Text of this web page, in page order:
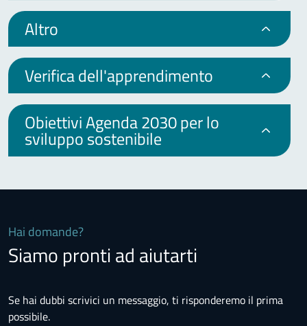
Altro
Verifica dell'apprendimento
Obiettivi Agenda 2030 per lo
sviluppo sostenibile
Hai domande?
Siamo pronti ad aiutarti
Se hai dubbi scrivici un messaggio, ti risponderemo il prima
possibile.